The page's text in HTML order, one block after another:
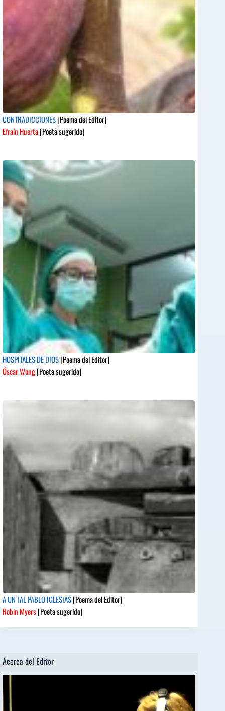
CONTRADICCIONES[Poema del Editor]
Efraín Huerta[Poeta sugerido]
HOSPITALES DE DIOS[Poema del Editor]
Óscar Wong[Poeta sugerido]
A UN TAL PABLO IGLESIAS[Poema del Editor]
Robin Myers[Poeta sugerido]
Acerca del Editor
de
vídeo